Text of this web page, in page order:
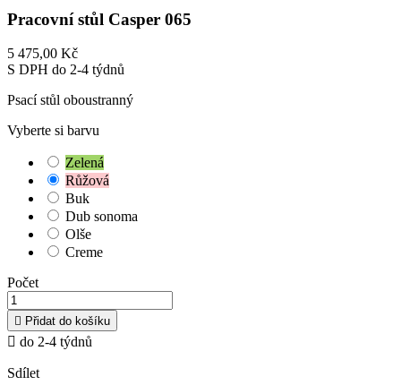
Pracovní stůl Casper 065
5 475,00 Kč
S DPH do 2-4 týdnů
Psací stůl oboustranný
Vyberte si barvu
Zelená
Růžová
Buk
Dub sonoma
Olše
Creme
Počet
 Přidat do košíku
 do 2-4 týdnů
Sdílet